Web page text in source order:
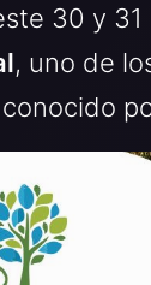
30 y
, uno de